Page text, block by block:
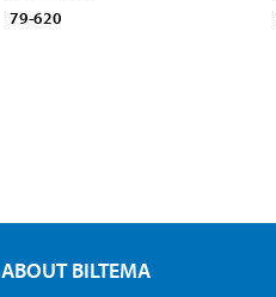
79-620
ABOUT BILTEMA